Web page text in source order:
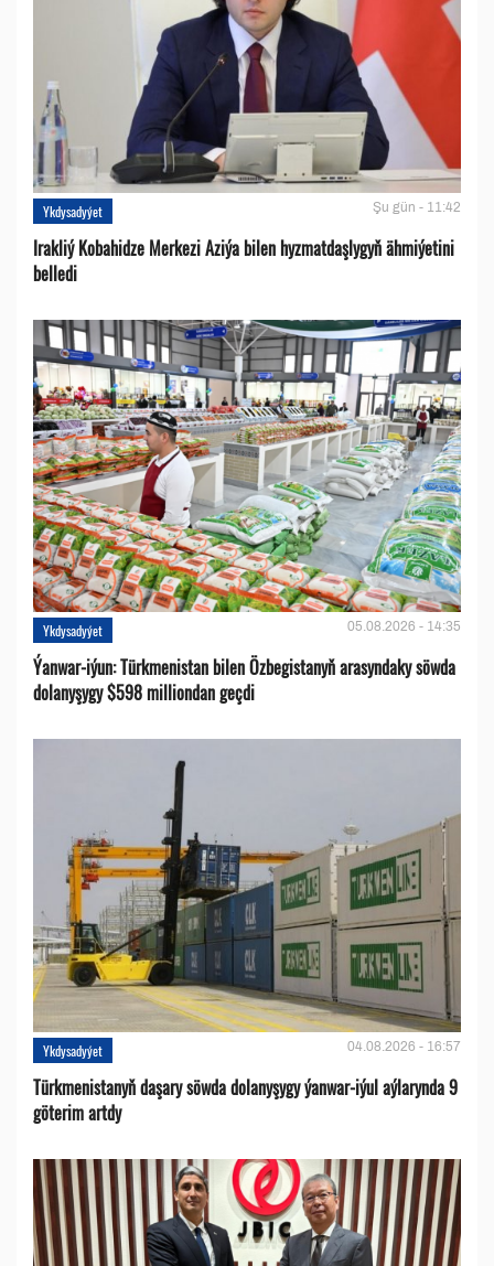
Ykdysadyýet Şu gün - 11:42
Irakliý Kobahidze Merkezi Aziýa bilen hyzmatdaşlygyň ähmiýetini
belledi
Ykdysadyýet 05.08.2026 - 14:35
Ýanwar-iýun: Türkmenistan bilen Özbegistanyň arasyndaky söwda
dolanyşygy $598 milliondan geçdi
Ykdysadyýet 04.08.2026 - 16:57
Türkmenistanyň daşary söwda dolanyşygy ýanwar-iýul aýlarynda 9
göterim artdy